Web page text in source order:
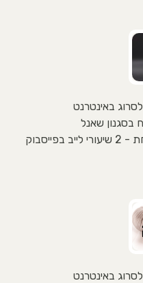
באינטרנט
בסגנון שאנל
חוג סריגה במסרגה אחת - 2 שיעורי לייב בפייסבוק
באינטרנט